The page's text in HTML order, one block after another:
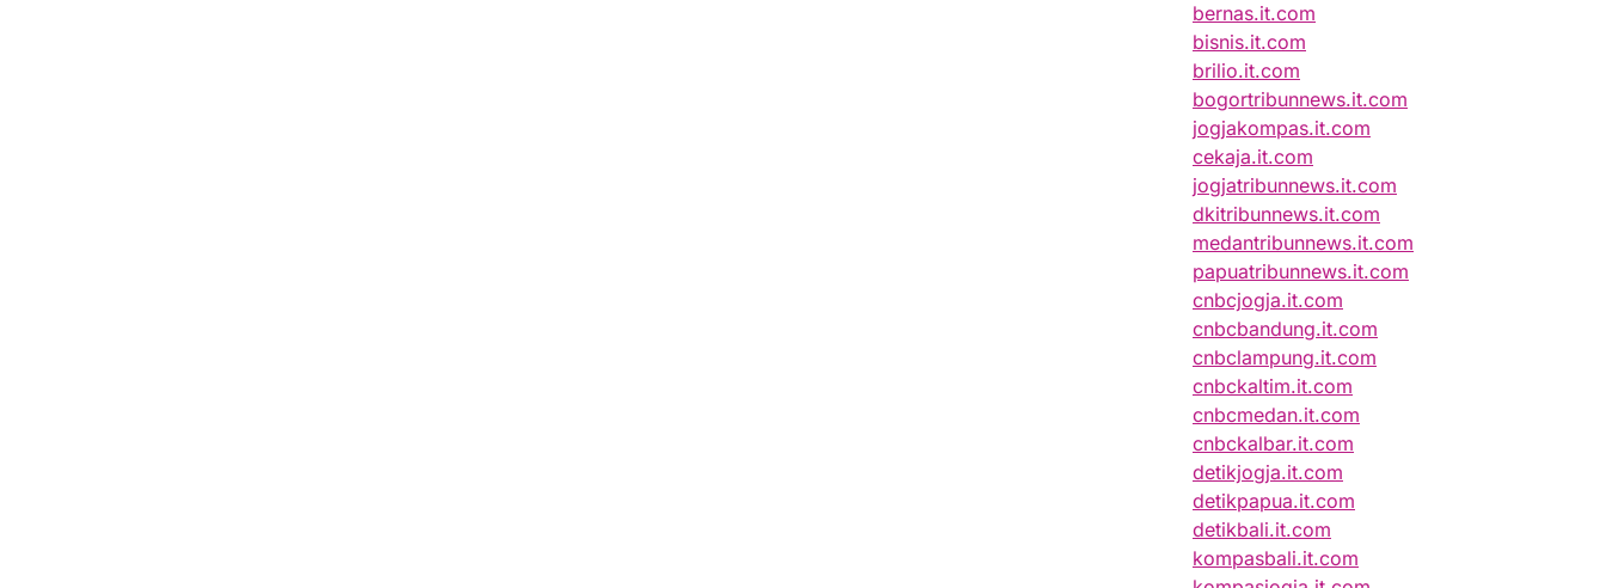
bernas.it.com
bisnis.it.com
brilio.it.com
bogortribunnews.it.com
jogjakompas.it.com
cekaja.it.com
jogjatribunnews.it.com
dkitribunnews.it.com
medantribunnews.it.com
papuatribunnews.it.com
cnbcjogja.it.com
cnbcbandung.it.com
cnbclampung.it.com
cnbckaltim.it.com
cnbcmedan.it.com
cnbckalbar.it.com
detikjogja.it.com
detikpapua.it.com
detikbali.it.com
kompasbali.it.com